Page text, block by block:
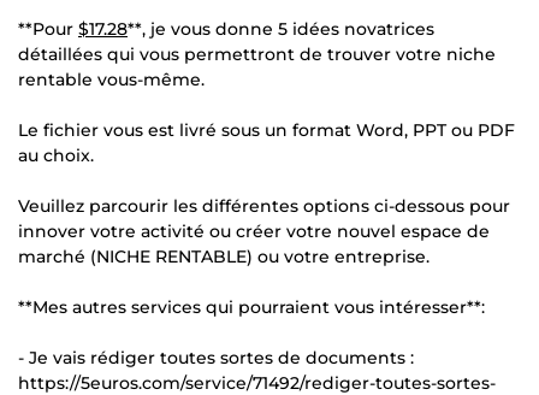
**Pour $17.28**, je vous donne 5 idées novatrices
détaillées qui vous permettront de trouver votre niche
rentable vous-même.
Le fichier vous est livré sous un format Word, PPT ou PDF
au choix.
Veuillez parcourir les différentes options ci-dessous pour
innover votre activité ou créer votre nouvel espace de
marché (NICHE RENTABLE) ou votre entreprise.
**Mes autres services qui pourraient vous intéresser**:
- Je vais rédiger toutes sortes de documents :
https://5euros.com/service/71492/rediger-toutes-sortes-